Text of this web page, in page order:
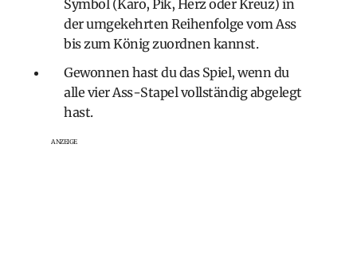
Symbol (Karo, Pik, Herz oder Kreuz) in
der umgekehrten Reihenfolge vom Ass
bis zum König zuordnen kannst.
Gewonnen hast du das Spiel, wenn du
alle vier Ass-Stapel vollständig abgelegt
hast.
ANZEIGE